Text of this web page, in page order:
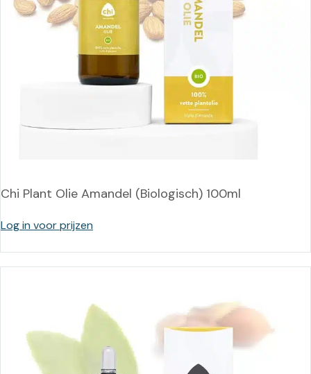
Chi Plant Olie Amandel (Biologisch) 100ml
Log in voor prijzen